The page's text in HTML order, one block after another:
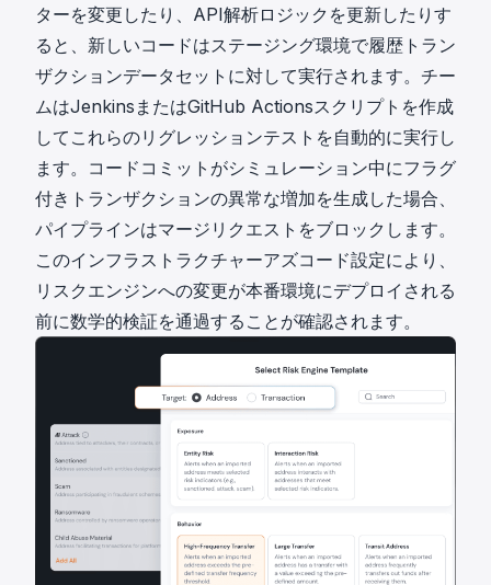
ターを変更したり、API解析ロジックを更新したりす
ると、新しいコードはステージング環境で履歴トラン
ザクションデータセットに対して実行されます。チー
ムはJenkinsまたはGitHub Actionsスクリプトを作成
してこれらのリグレッションテストを自動的に実行し
ます。コードコミットがシミュレーション中にフラグ
付きトランザクションの異常な増加を生成した場合、
パイプラインはマージリクエストをブロックします。
このインフラストラクチャーアズコード設定により、
リスクエンジンへの変更が本番環境にデプロイされる
前に数学的検証を通過することが確認されます。